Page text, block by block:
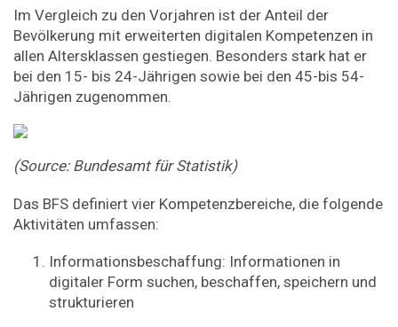
Im Vergleich zu den Vorjahren ist der Anteil der
Bevölkerung mit erweiterten digitalen Kompetenzen in
allen Altersklassen gestiegen. Besonders stark hat er
bei den 15- bis 24-Jährigen sowie bei den 45-bis 54-
Jährigen zugenommen.
(Source: Bundesamt für Statistik)
Das BFS definiert vier Kompetenzbereiche, die folgende
Aktivitäten umfassen:
Informationsbeschaffung: Informationen in
digitaler Form suchen, beschaffen, speichern und
strukturieren